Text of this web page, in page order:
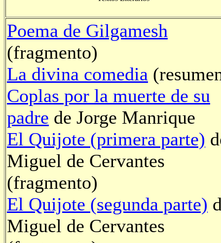
Poema de Gilgamesh
(fragmento)
La divina comedia
Coplas por la muerte de su
padre de Jorge Manrique
El Quijote (primera parte)
Miguel de Cervantes
(fragmento)
El Quijote (segunda parte)
Miguel de Cervantes